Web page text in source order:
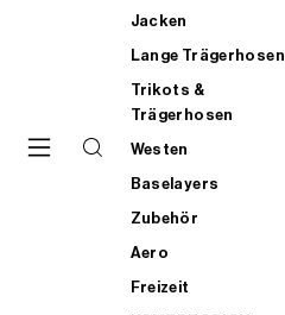
Jacken
Lange Trägerhosen
Trikots &
Trägerhosen
Westen
Baselayers
Zubehör
Aero
Freizeit